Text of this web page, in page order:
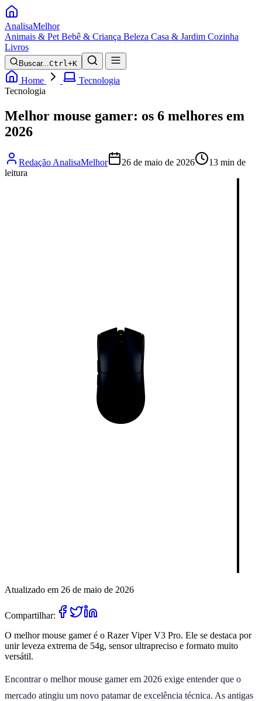
AnalisaMelhor
Animais & Pet Bebê & Criança Beleza Casa & Jardim Cozinha
Livros
Buscar...Ctrl+K
Home
Tecnologia
Tecnologia
Melhor mouse gamer: os 6 melhores em
2026
Redação AnalisaMelhor 26 de maio de 2026
13 min de
leitura
Atualizado em 26 de maio de 2026
Compartilhar:
O melhor mouse gamer é o Razer Viper V3 Pro. Ele se destaca por
unir leveza extrema de 54g, sensor ultrapreciso e formato muito
versátil.
Encontrar o melhor mouse gamer em 2026 exige entender que o
mercado atingiu um novo patamar de excelência técnica. As antigas